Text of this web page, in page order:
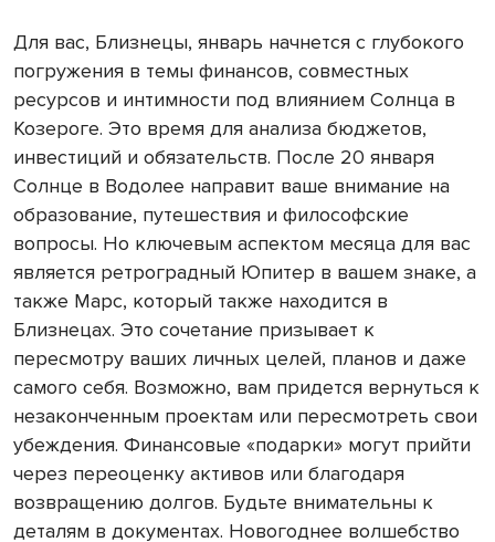
Для вас, Близнецы, январь начнется с глубокого
погружения в темы финансов, совместных
ресурсов и интимности под влиянием Солнца в
Козероге. Это время для анализа бюджетов,
инвестиций и обязательств. После 20 января
Солнце в Водолее направит ваше внимание на
образование, путешествия и философские
вопросы. Но ключевым аспектом месяца для вас
является ретроградный Юпитер в вашем знаке, а
также Марс, который также находится в
Близнецах. Это сочетание призывает к
пересмотру ваших личных целей, планов и даже
самого себя. Возможно, вам придется вернуться к
незаконченным проектам или пересмотреть свои
убеждения. Финансовые «подарки» могут прийти
через переоценку активов или благодаря
возвращению долгов. Будьте внимательны к
деталям в документах. Новогоднее волшебство